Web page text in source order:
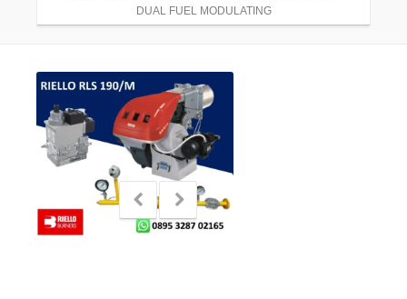
DUAL FUEL MODULATING